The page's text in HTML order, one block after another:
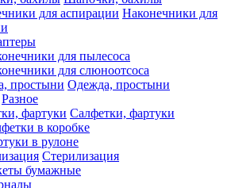
Наконечники для
для пылесоса
для слюноотсоса
Одежда, простыни
Разное
Салфетки, фартуки
в коробке
в рулоне
Стерилизация
бумажные